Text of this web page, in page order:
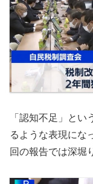
「認知不足」と
るような表現にな
回の報告では深堀